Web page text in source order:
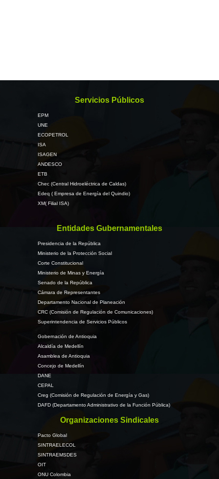
Servicios Públicos
EPM
UNE
ECOPETROL
ISA
ISAGEN
ANDESCO
ETB
Chec (Central Hidroeléctrica de Caldas)
Edeq ( Empresa de Energía del Quindio)
XM( Filial ISA)
Entidades Gubernamentales
Presidencia de la República
Ministerio de la Protección Social
Corte Constitucional
Ministerio de Minas y Energía
Senado de la República
Cámara de Representantes
Departamento Nacional de Planeación
CRC (Comisión de Regulación de Comunicaciones)
Superintendencia de Servicios Públicos
Gobernación de Antioquia
Alcaldía de Medellín
Asamblea de Antioquia
Concejo de Medellín
DANE
CEPAL
Creg (Comisión de Regulación de Energía y Gas)
DAFD (Departamento Administrativo de la Función Pública)
Organizaciones Sindicales
Pacto Global
SINTRAELECOL
SINTRAEMSDES
OIT
ONU Colombia